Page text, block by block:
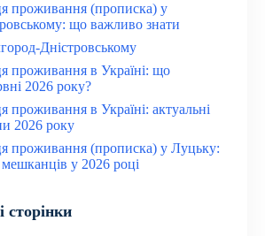
проживання (прописка) у
що важливо знати
Дністровському
проживання в Україні: що
2026 року?
проживання в Україні: актуальні
2026 року
проживання (прописка) у Луцьку:
у 2026 році
сторінки